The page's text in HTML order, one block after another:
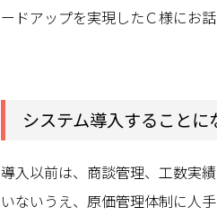
ードアップを実現したＣ様にお
システム導入すること
導入以前は、商談管理、工数実
いないうえ、原価管理体制に人